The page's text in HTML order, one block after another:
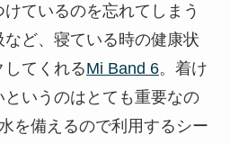
ているのを忘れてしまう
ど、寝ている時の健康状
てくれるMi Band 6。着け
いうのはとても重要なの
を備えるので利用するシー